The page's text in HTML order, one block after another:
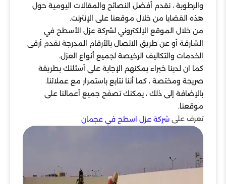
والرطوبة ، نقدم أفضل النصائح والمقالات اليومية حول
هذه القضايا من خلال موقعنا على الإنترنت.
من خلال الموقع الإلكتروني لشركة عزل الأسطح في
الشارقة أو عن طريق الاتصال بالأرقام المدرجة نقدم أرقى
الخدمات والتكاليف الرخيصة لجميع أنواع العزل.
كما ان لدينا خبراء يمكنهم الإجابة على أسئلتك بطريقة
صريحة ومختصة ، كما أننا نتابع باستمرار مع عملائنا.
بالإضافة إلى ذلك ، يمكنك تصفح جميع أعمالنا على
موقعنا.
تعرف على شركة عزل اسطح في عجمان